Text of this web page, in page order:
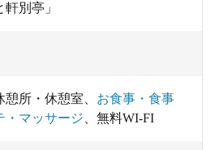
別亭」
憩所・休憩室
お食事・食事
・マッサージ 無料WI-FI